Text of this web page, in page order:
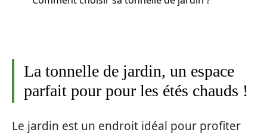
La tonnelle de jardin, un espace
parfait pour pour les étés chauds !
Le jardin est un endroit idéal pour profiter